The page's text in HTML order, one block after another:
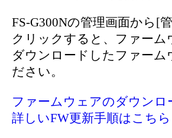
FS-G300Nの管理画面から[
クリックすると、ファーム
ダウンロードしたファー
ださい。
ファームウェアのダウンロ
詳しいFW更新手順はこちら